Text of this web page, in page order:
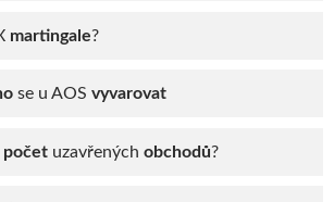
martingale?
se u AOS vyvarovat
početuzavřených obchodů?